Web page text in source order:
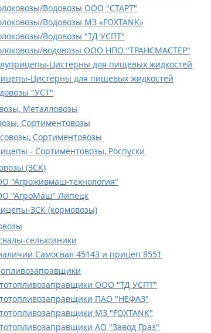
Водовозы ООО "СТАРТ"
Водовозы МЗ «FOXTANK»
Водовозы "ТД УСПТ"
водовозы ООО НПО "ТРАНСМАСТЕР"
Цистерны для пищевых жидкостей
Цистерны для пищевых жидкостей
"УСТ"
Металловозы
Сортиментовозы
Сортиментовозы
- Сортиментовозы, Роспуски
(ЗСК)
"Агроживмаш-технология"
"АгроМаш" Липецк
ЗСК (кормовозы)
сельхозники
Самосвал 45143 и прицеп 8551
ООО "ТД УСПТ"
ПАО "НЕФАЗ"
МЗ "FOXTANK"
АО "Завод Граз"